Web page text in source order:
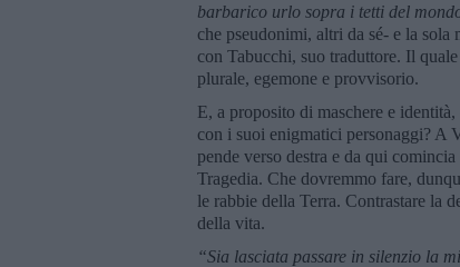
barbarico urlo sopra i tetti del
che pseudonimi, altri da sé- e la
con Tabucchi, suo traduttore. Il
plurale, egemone e provvisorio.
E, a proposito di maschere e
con i suoi enigmatici personaggi? A
pende verso destra e da qui
Tragedia. Che dovremmo fare,
le rabbie della Terra. Contrastare la
della vita.
“Sia lasciata passare in silenzio la